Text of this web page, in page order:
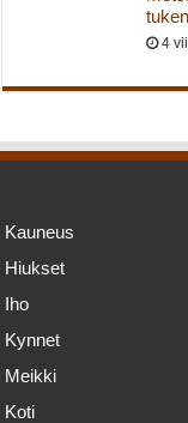
4
Kauneus
Hiukset
Iho
Kynnet
Meikki
Koti